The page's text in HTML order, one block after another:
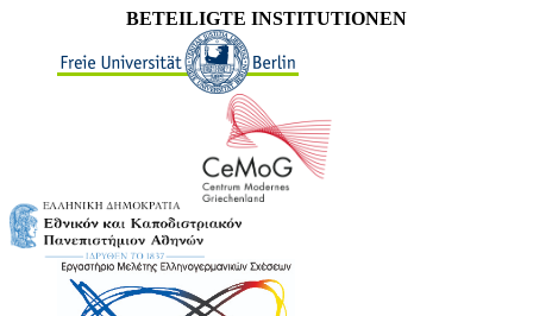
BETEILIGTE INSTITUTIONEN